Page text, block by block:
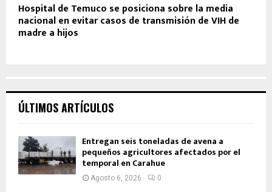
Hospital de Temuco se posiciona sobre la media
nacional en evitar casos de transmisión de VIH de
madre a hijos
ÚLTIMOS ARTÍCULOS
Entregan seis toneladas de avena a
pequeños agricultores afectados por el
temporal en Carahue
Agosto 6, 2026 0